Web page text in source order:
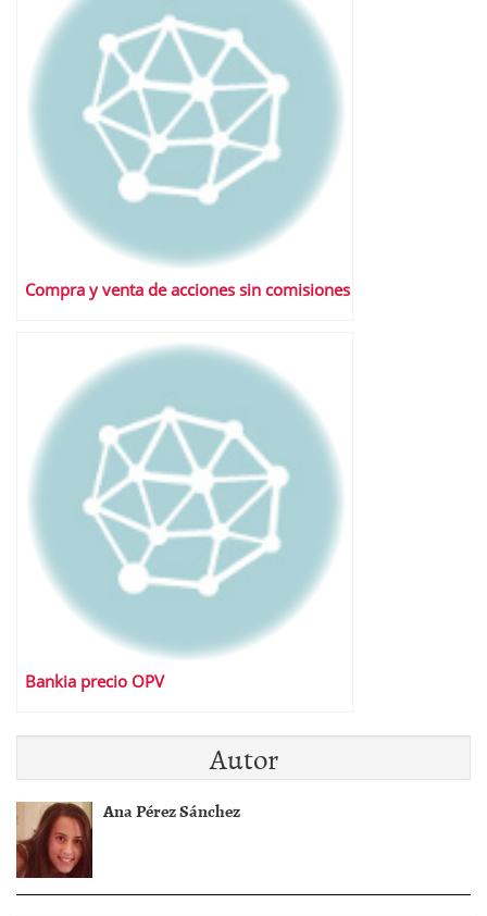
Compra y venta de acciones sin comisiones
Bankia precio OPV
Autor
Ana Pérez Sánchez